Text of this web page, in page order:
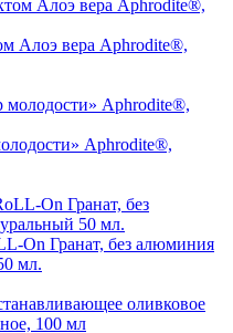
Алоэ вера Aphrodite®,
Aphrodite®,
On Гранат, без алюминия
мл.